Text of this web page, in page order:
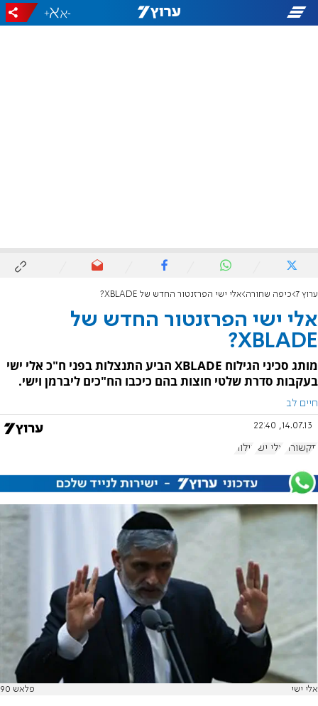
-
+
ערוץ 7 כיפה שחורה אלי ישי הפרזנטור החדש של XBLADE?
אלי ישי הפרזנטור החדש של
XBLADE?
מותג סכיני הגילוח XBLADE הביע התנצלות בפני ח"כ אלי ישי
בעקבות סדרת שלטי חוצות בהם כיכבו הח"כים ליברמן וישי.
חיים לב
14.07.13, 22:40
תקשורת אלי ישי גילוח
אלי ישי פלאש 90